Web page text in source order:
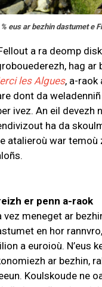
% eus ar bezhin dastumet e
a ra deomp
hag ar
les Algues, a-raok
dont da
ivez. An eil devezh
ha da
atalieroù war temoù
er penn a-raok
vez meneget ar
en hor
a euroioù. N’eus
ar bezhin,
Koulskoude ne